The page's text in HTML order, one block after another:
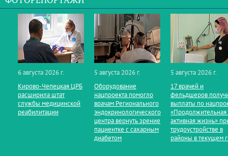
6 августа 2026 г.
Кирово‑Чепецкая ЦРБ
расширила штат
службы медицинской
реабилитации
5 августа 2026 г.
Оборудование
нацпроекта помогло
врачам Регионального
эндокринологического
центра вернуть зрение
пациентке с сахарным
диабетом
5 августа 2026 г.
17 врачей и
фельдшеров
выплаты по
«Продолжительная
активная жизнь»
трудоустройстве в
районы в текущем